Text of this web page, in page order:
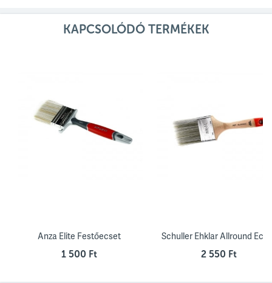
KAPCSOLÓDÓ TERMÉKEK
Anza Elite Festőecset
1 500 Ft
Schuller Ehklar Allround
2 550 Ft